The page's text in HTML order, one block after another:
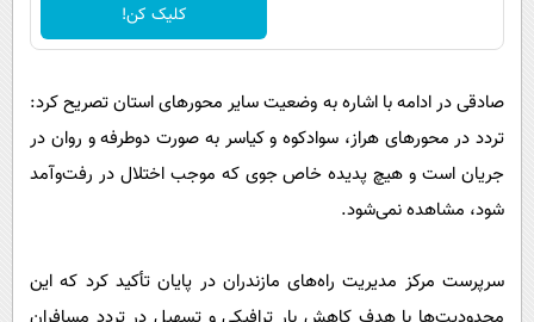
کلیک کن!
صادقی در ادامه با اشاره به وضعیت سایر محورهای استان تصریح کرد:
تردد در محورهای هراز، سوادکوه و کیاسر به صورت دوطرفه و روان در
جریان است و هیچ پدیده خاص جوی که موجب اختلال در رفت‌وآمد
شود، مشاهده نمی‌شود.
سرپرست مرکز مدیریت راه‌های مازندران در پایان تأکید کرد که این